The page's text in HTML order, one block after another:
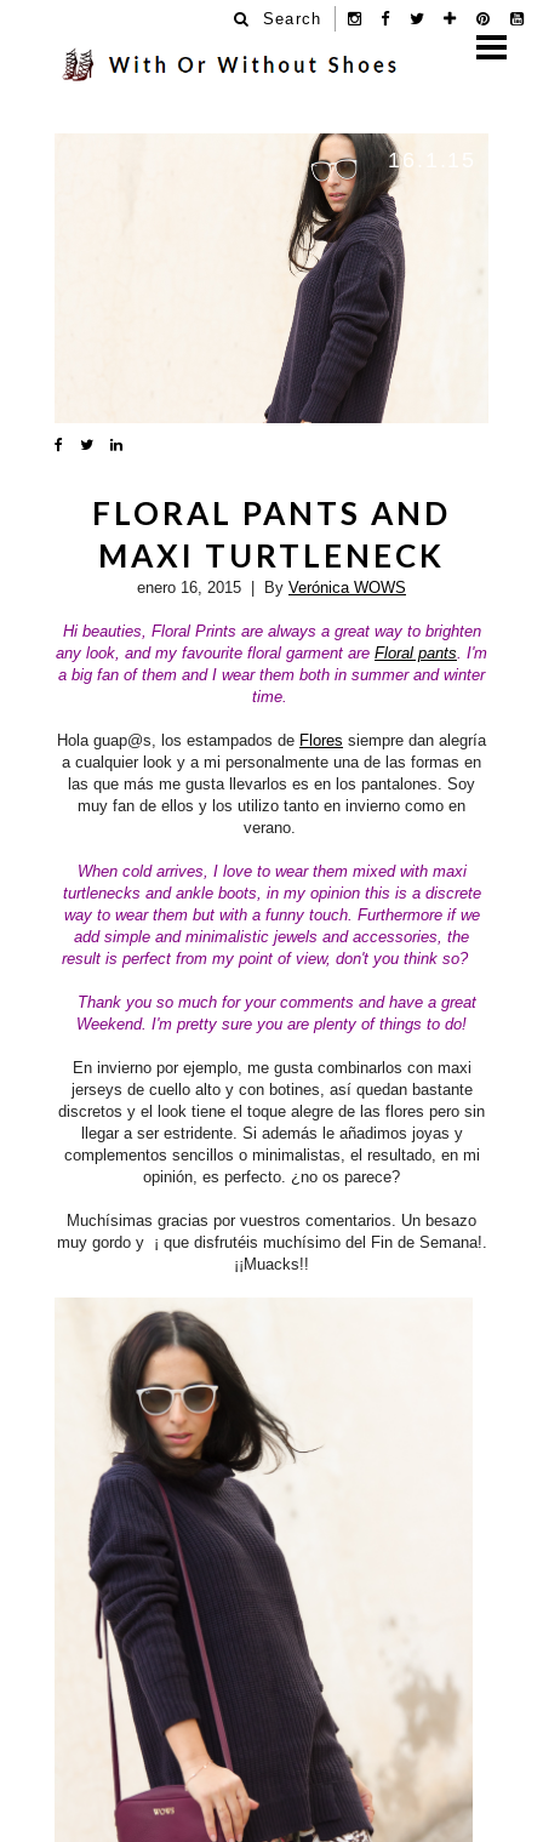
Search
16.1.15
FLORAL PANTS AND
MAXI TURTLENECK
enero 16, 2015 | By Verónica WOWS
Hi beauties, Floral Prints are always a great way to brighten
any look, and my favourite floral garment are Floral pants . I'm
a big fan of them and I wear them both in summer and winter
time.
Hola guap@s, los estampados de Flores siempre dan alegría
a cualquier look y a mi personalmente una de las formas en
las que más me gusta llevarlos es en los pantalones. Soy
muy fan de ellos y los utilizo tanto en invierno como en
verano.
When cold arrives, I love to wear them mixed with maxi
turtlenecks and ankle boots, in my opinion this is a discrete
way to wear them but with a funny touch. Furthermore if we
add simple and minimalistic jewels and accessories, the
result is perfect from my point of view, don't you think so?
Thank you so much for your comments and have a great
Weekend. I'm pretty sure you are plenty of things to do!
En invierno por ejemplo, me gusta combinarlos con maxi
jerseys de cuello alto y con botines, así quedan bastante
discretos y el look tiene el toque alegre de las flores pero sin
llegar a ser estridente. Si además le añadimos joyas y
complementos sencillos o minimalistas, el resultado, en mi
opinión, es perfecto. ¿no os parece?
Muchísimas gracias por vuestros comentarios. Un besazo
muy gordo y ¡ que disfrutéis muchísimo del Fin de Semana!.
¡¡Muacks!!